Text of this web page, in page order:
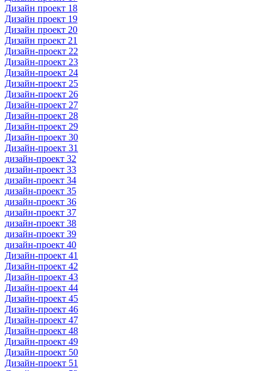
Дизайн проект 18
Дизайн проект 19
Дизайн проект 20
Дизайн проект 21
Дизайн-проект 22
Дизайн-проект 23
Дизайн-проект 24
Дизайн-проект 25
Дизайн-проект 26
Дизайн-проект 27
Дизайн-проект 28
Дизайн-проект 29
Дизайн-проект 30
Дизайн-проект 31
дизайн-проект 32
дизайн-проект 33
дизайн-проект 34
дизайн-проект 35
дизайн-проект 36
дизайн-проект 37
дизайн-проект 38
дизайн-проект 39
дизайн-проект 40
Дизайн-проект 41
Дизайн-проект 42
Дизайн-проект 43
Дизайн-проект 44
Дизайн-проект 45
Дизайн-проект 46
Дизайн-проект 47
Дизайн-проект 48
Дизайн-проект 49
Дизайн-проект 50
Дизайн-проект 51